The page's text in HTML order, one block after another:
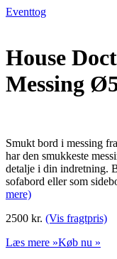
Eventtog
House
Messing
Smukt bord i messing
har den smukkeste
detalje i din indretning.
sofabord eller som
mere)
2500 kr. (Vis fragtpris)
Læs mere »Køb nu »